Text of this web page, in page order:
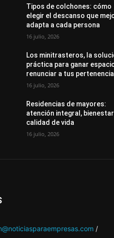
Tipos de colchones: cómo
elegir el descanso que
adapta a cada persona
16 julio, 2026
Los minitrasteros, la
práctica para ganar
renunciar a tus
16 julio, 2026
Residencias de mayores:
atención integral,
calidad de vida
16 julio, 2026
/